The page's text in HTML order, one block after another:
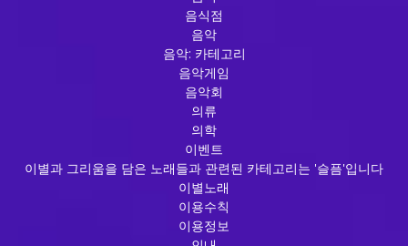
음식점
음악
음악: 카테고리
음악게임
음악회
의류
의학
이벤트
이별과 그리움을 담은 노래들과 관련된 카테고리는 '슬픔'입니다
이별노래
이용수칙
이용정보